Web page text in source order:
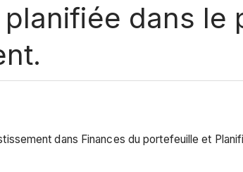
dans
dans Finances du portefeuille et